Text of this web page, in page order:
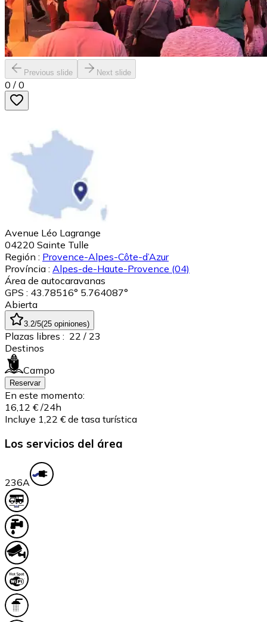
Previous slide Next slide
0 / 0
Avenue Léo Lagrange
04220 Sainte Tulle
Región : Provence-Alpes-Côte-d’Azur
Província : Alpes-de-Haute-Provence (04)
Área de autocaravanas
GPS : 43.78516° 5.764087°
Abierta
3.2/5(25 opiniones)
Plazas libres : 22 / 23
Destinos
Campo
Reservar
En este momento:
16,12 € /24h
Incluye 1,22 € de tasa turística
Los servicios del área
236A